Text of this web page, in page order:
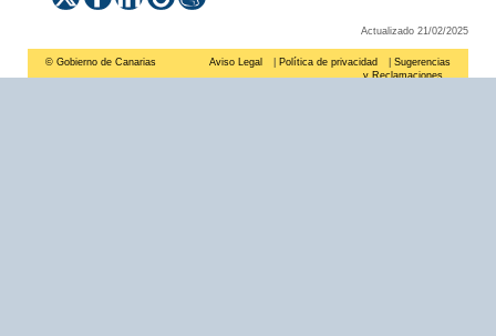
Actualizado 21/02/2025
© Gobierno de Canarias Aviso Legal Política de privacidad
Sugerencias
y Reclamaciones